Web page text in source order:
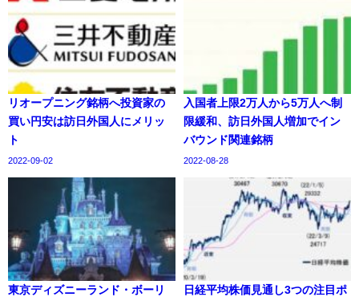
リオープニング銘柄へ投資家の
買い円安は訪日外国人にメリッ
ト
2022-09-02
入国者上限2万人から5万人へ制
限緩和、訪日外国人増加でイン
バウンド関連銘柄
2022-08-28
東京ディズニーランド・ボーリ
日経平均株価見通し3つの注目ポ